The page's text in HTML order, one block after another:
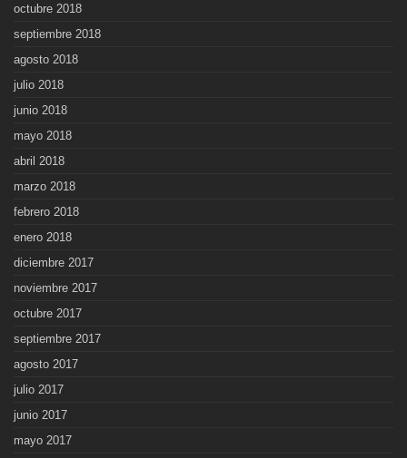
octubre 2018
septiembre 2018
agosto 2018
julio 2018
junio 2018
mayo 2018
abril 2018
marzo 2018
febrero 2018
enero 2018
diciembre 2017
noviembre 2017
octubre 2017
septiembre 2017
agosto 2017
julio 2017
junio 2017
mayo 2017